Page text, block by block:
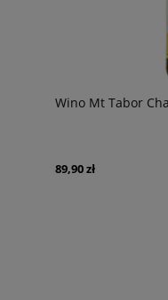
Wino Mt Tabor
89,90 zł